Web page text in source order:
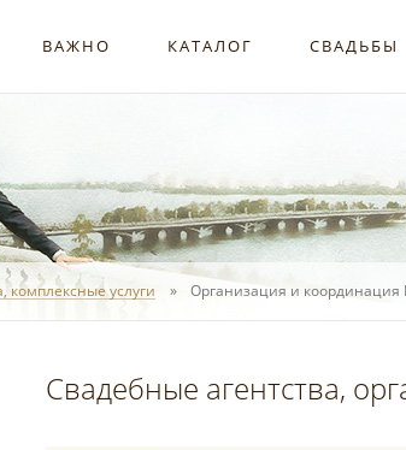
ВАЖНО КАТАЛОГ СВАДЬБЫ
комплексные услуги Организация и координация
Свадебные агентства,